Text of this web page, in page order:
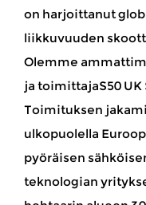
on harjoittanut
liikkuvuuden
Olemme
ja toimittajaS50 UK
Toimituksen
ulkopuolella
pyöräisen
teknologian